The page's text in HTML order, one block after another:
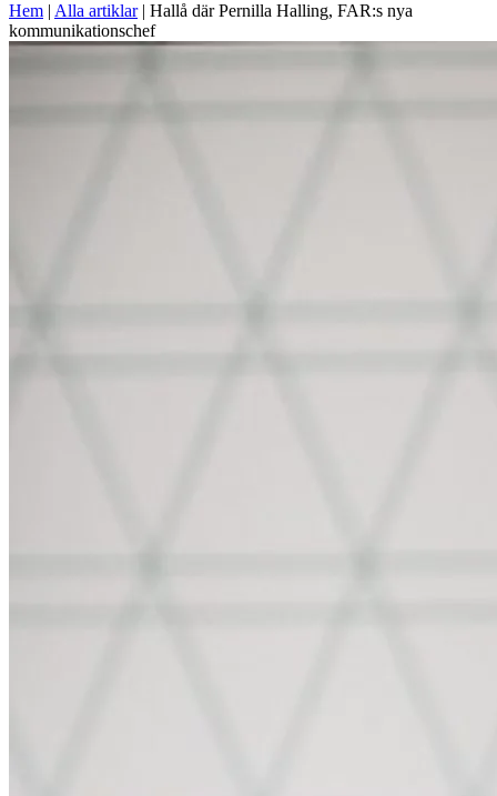
Hem | Alla artiklar| Hallå där Pernilla Halling, FAR:s nya
kommunikations­chef